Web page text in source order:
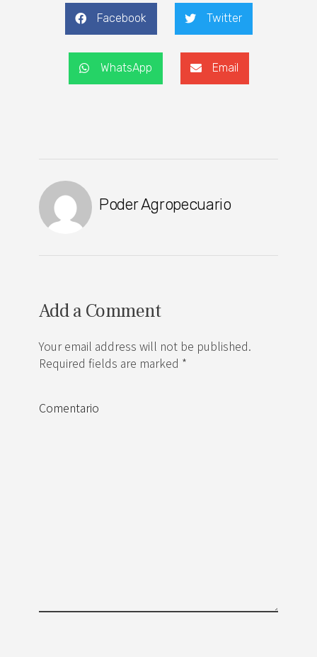
Facebook Twitter
WhatsApp Email
Poder Agropecuario
Add a Comment
Your email address will not be published.
Required fields are marked *
Comentario